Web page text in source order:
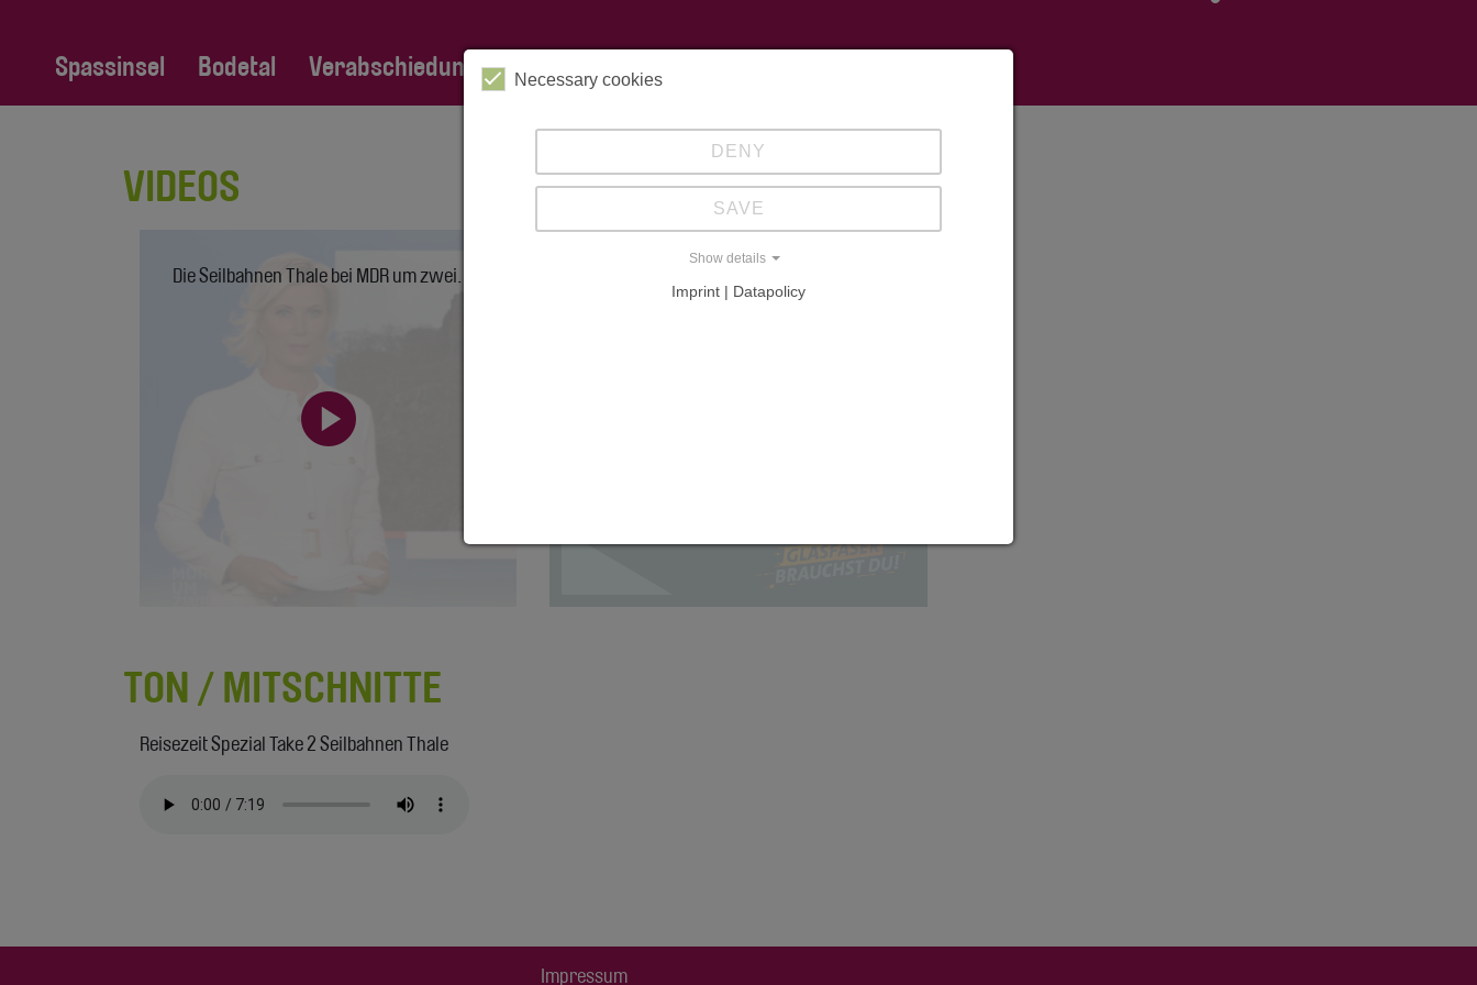
Spassinsel Bodetal Verabschiedung Familie Tietz
VIDEOS
Die Seilbahnen Thale bei MDR um zwei.
play_circle
TON / MITSCHNITTE
Reisezeit Spezial Take 2 Seilbahnen Thale
Impressum
Necessary cookies
DENY
SAVE
Show details
Imprint | Datapolicy